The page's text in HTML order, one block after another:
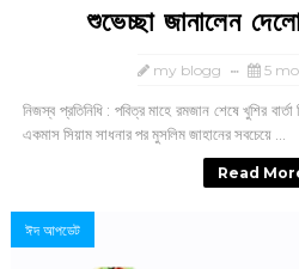
শুভেচ্ছা জানালেন
my blogg 5
নিজস্ব প্রতিনিধি : পবিত্র মাহে রমজান শেষে খুশির
একমাস সিয়াম সাধনার পর মুসলিম জাহানের সবচেয়ে ...
Read
ঈদ আপডেট